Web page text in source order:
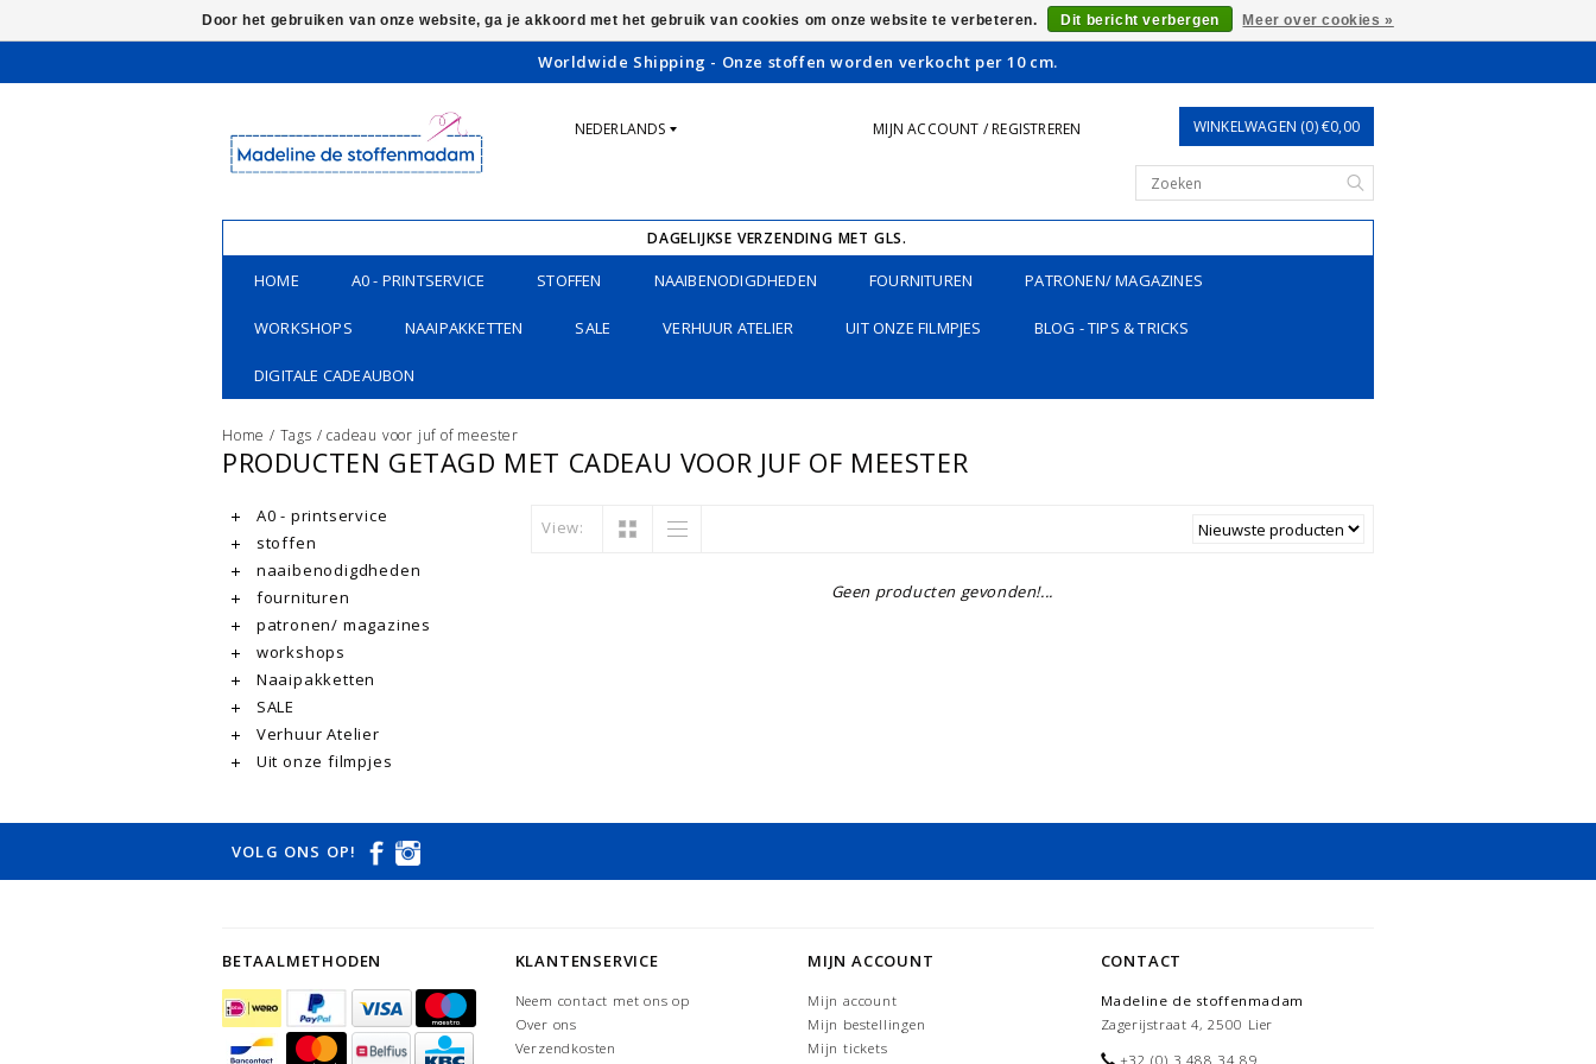
Worldwide Shipping - Onze stoffen worden verkocht per 10 cm.
NEDERLANDS MIJN ACCOUNT / REGISTREREN WINKELWAGEN (0) €0,00
DAGELIJKSE VERZENDING MET GLS.
HOME A0 - PRINTSERVICE STOFFEN NAAIBENODIGDHEDEN FOURNITUREN PATRONEN/ MAGAZINES
WORKSHOPS NAAIPAKKETTEN SALE VERHUUR ATELIER UIT ONZE FILMPJES BLOG - TIPS & TRICKS
DIGITALE CADEAUBON
Home / Tags /cadeau voor juf of meester
PRODUCTEN GETAGD MET CADEAU VOOR JUF OF MEESTER
A0 - printservice
stoffen
naaibenodigdheden
fournituren
patronen/ magazines
workshops
Naaipakketten
SALE
Verhuur Atelier
Uit onze filmpjes
View:
Geen producten gevonden!...
VOLG ONS OP!
BETAALMETHODEN KLANTENSERVICE
Neem contact met ons op
Over ons
Verzendkosten
MIJN ACCOUNT
Mijn account
Mijn bestellingen
Mijn tickets
CONTACT
Madeline de stoffenmadam
Zagerijstraat 4, 2500 Lier
+32 (0) 3 488 34 89
Door het gebruiken van onze website, ga je akkoord met het gebruik van cookies om onze website te verbeteren. Dit bericht verbergen Meer over cookies »